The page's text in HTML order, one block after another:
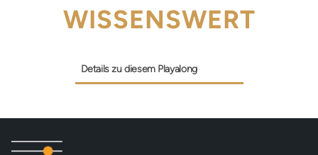
WISSENSWERT
Details zu diesem Playalong